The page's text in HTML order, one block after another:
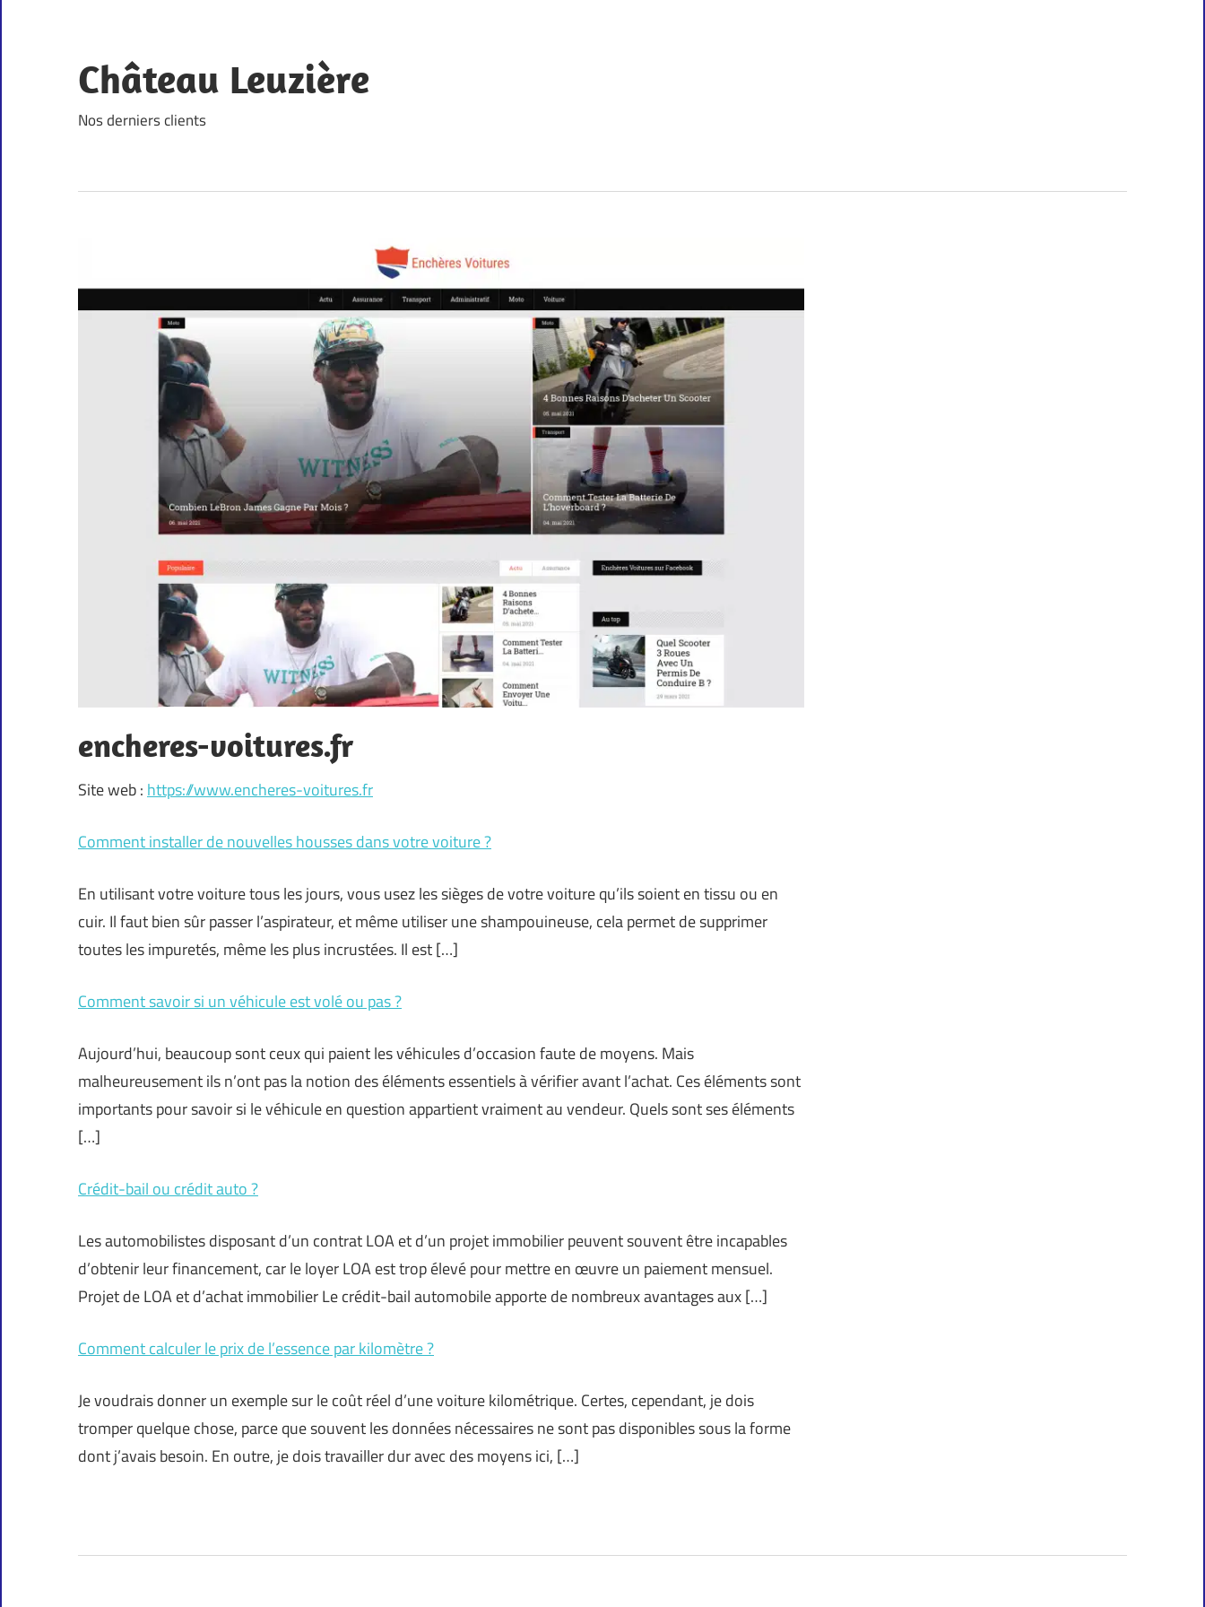
content
Château Leuzière
Nos derniers clients
encheres-voitures.fr
Site web : https://www.encheres-voitures.fr
Comment installer de nouvelles housses dans votre voiture ?
En utilisant votre voiture tous les jours, vous usez les sièges de votre voiture qu’ils soient en tissu ou en
cuir. Il faut bien sûr passer l’aspirateur, et même utiliser une shampouineuse, cela permet de supprimer
toutes les impuretés, même les plus incrustées. Il est […]
Comment savoir si un véhicule est volé ou pas ?
Aujourd’hui, beaucoup sont ceux qui paient les véhicules d’occasion faute de moyens. Mais
malheureusement ils n’ont pas la notion des éléments essentiels à vérifier avant l’achat. Ces éléments sont
importants pour savoir si le véhicule en question appartient vraiment au vendeur. Quels sont ses éléments
[…]
Crédit-bail ou crédit auto ?
Les automobilistes disposant d’un contrat LOA et d’un projet immobilier peuvent souvent être incapables
d’obtenir leur financement, car le loyer LOA est trop élevé pour mettre en œuvre un paiement mensuel.
Projet de LOA et d’achat immobilier Le crédit-bail automobile apporte de nombreux avantages aux […]
Comment calculer le prix de l’essence par kilomètre ?
Je voudrais donner un exemple sur le coût réel d’une voiture kilométrique. Certes, cependant, je dois
tromper quelque chose, parce que souvent les données nécessaires ne sont pas disponibles sous la forme
dont j’avais besoin. En outre, je dois travailler dur avec des moyens ici, […]